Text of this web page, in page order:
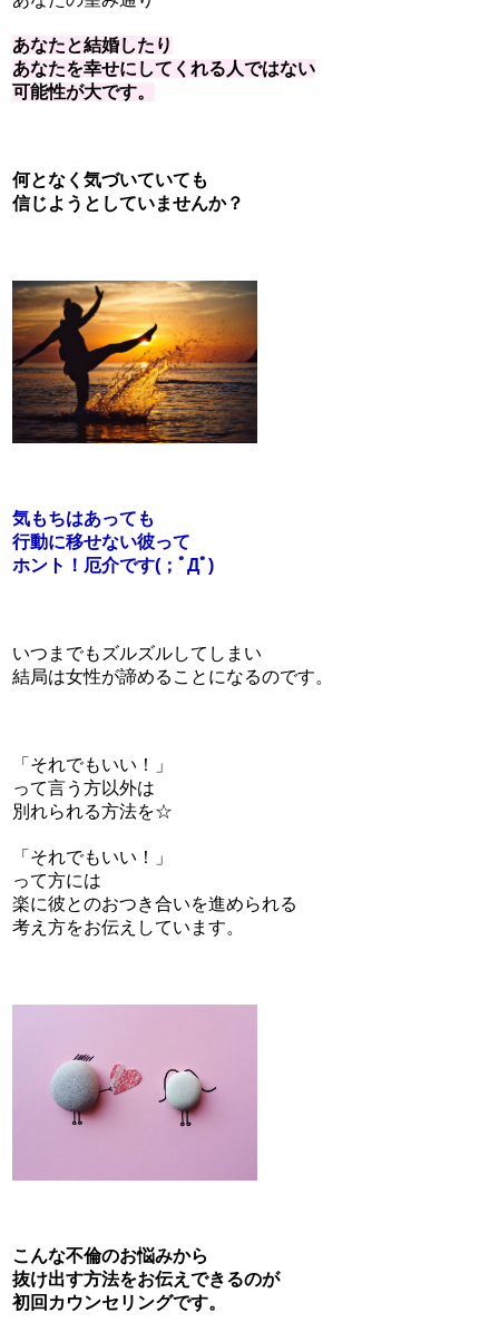
あなたと結婚したり
あなたを幸せにしてくれる人ではない
可能性が大です。
何となく気づいていても
信じようとしていませんか？
気もちはあっても
行動に移せない彼って
ホント！厄介です(；ﾟДﾟ)
いつまでもズルズルしてしまい
結局は女性が諦めることになるのです。
「それでもいい！」
って言う方以外は
別れられる方法を☆
「それでもいい！」
って方には
楽に彼とのおつき合いを進められる
考え方をお伝えしています。
こんな不倫のお悩みから
抜け出す方法をお伝えできるのが
初回カウンセリングです。